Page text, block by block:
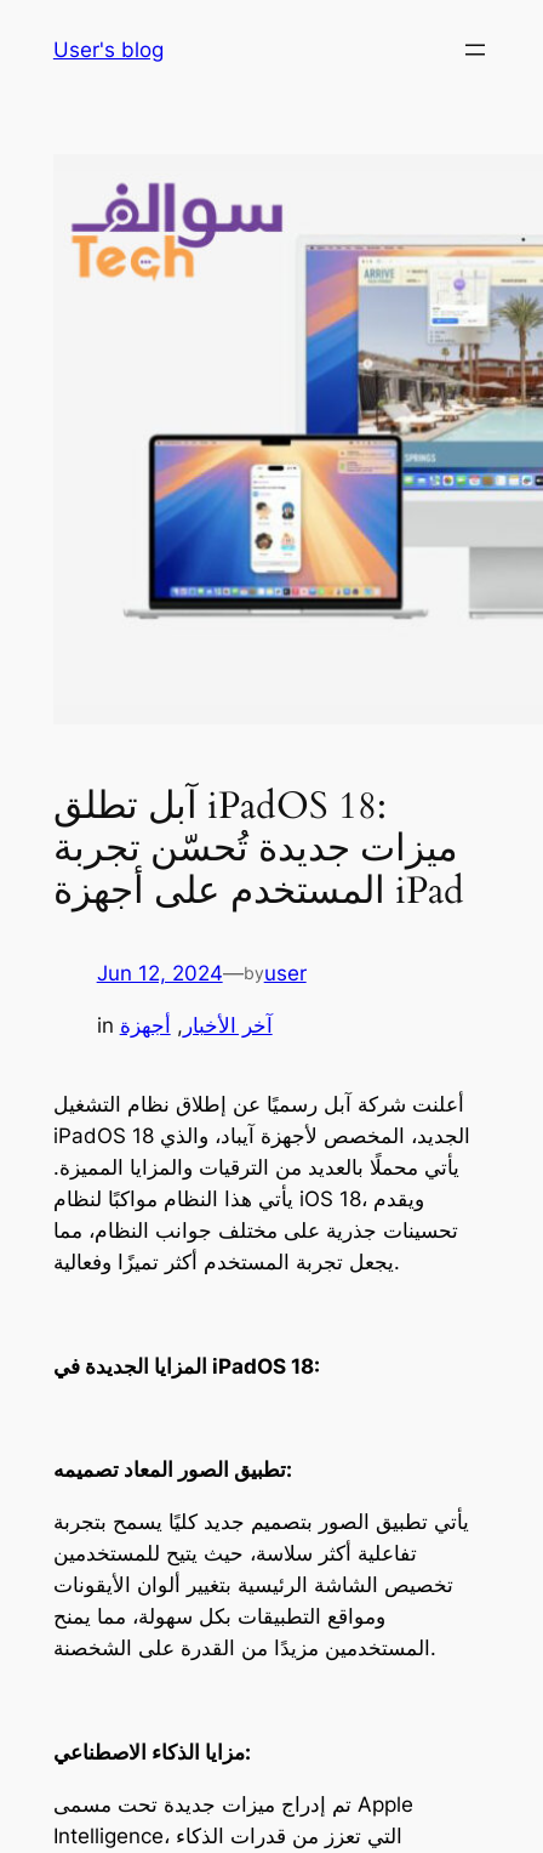
User's blog
آبل تطلق iPadOS 18:
ميزات جديدة تُحسّن تجربة
المستخدم على أجهزة iPad
Jun 12, 2024—byuser
in آخر الأخبار , أجهزة
أعلنت شركة آبل رسميًا عن إطلاق نظام التشغيل
iPadOS 18 الجديد، المخصص لأجهزة آيباد، والذي
يأتي محملًا بالعديد من الترقيات والمزايا المميزة.
يأتي هذا النظام مواكبًا لنظام iOS 18، ويقدم
تحسينات جذرية على مختلف جوانب النظام، مما
يجعل تجربة المستخدم أكثر تميزًا وفعالية.
المزايا الجديدة في iPadOS 18:
تطبيق الصور المعاد تصميمه:
يأتي تطبيق الصور بتصميم جديد كليًا يسمح بتجربة
تفاعلية أكثر سلاسة، حيث يتيح للمستخدمين
تخصيص الشاشة الرئيسية بتغيير ألوان الأيقونات
ومواقع التطبيقات بكل سهولة، مما يمنح
المستخدمين مزيدًا من القدرة على الشخصنة.
مزايا الذكاء الاصطناعي:
تم إدراج ميزات جديدة تحت مسمى Apple
Intelligence، التي تعزز من قدرات الذكاء